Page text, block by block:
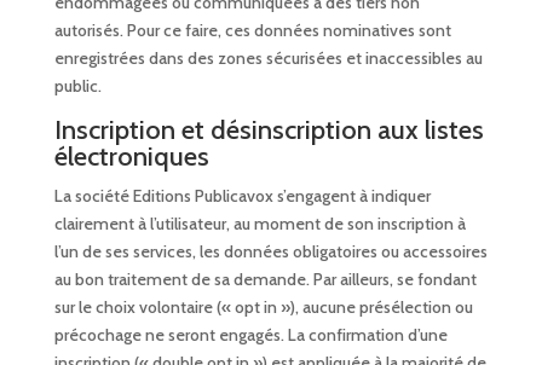
autorisés. Pour ce faire, ces données nominatives sont
enregistrées dans des zones sécurisées et inaccessibles au
public.
Inscription et désinscription aux listes
électroniques
La société Editions Publicavox s’engagent à indiquer
clairement à l’utilisateur, au moment de son inscription à
l’un de ses services, les données obligatoires ou accessoires
au bon traitement de sa demande. Par ailleurs, se fondant
sur le choix volontaire (« opt in »), aucune présélection ou
précochage ne seront engagés. La confirmation d’une